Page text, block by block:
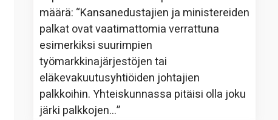
määrä: “Kansanedustajien ja ministereiden
palkat ovat vaatimattomia verrattuna
esimerkiksi suurimpien
työmarkkinajärjestöjen tai
eläkevakuutusyhtiöiden johtajien
palkkoihin. Yhteiskunnassa pitäisi olla joku
järki palkkojen…”